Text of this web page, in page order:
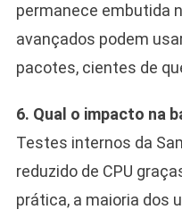
permanece embutida
avançados podem
pacotes, cientes de
6. Qual o impacto na
Testes internos da
reduzido de CPU
prática, a maioria dos